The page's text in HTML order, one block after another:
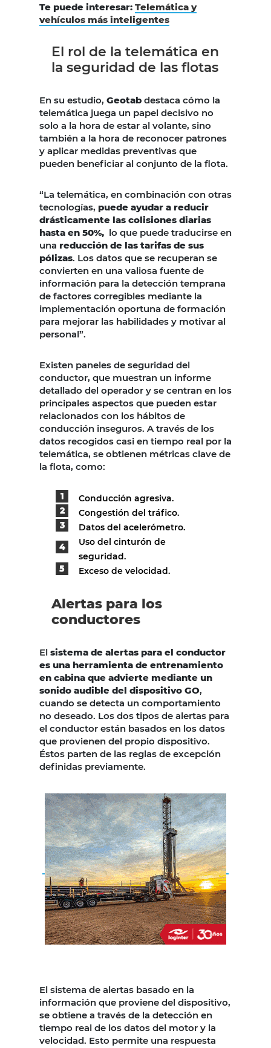
Te puede interesar: Telemática y
vehículos más inteligentes
El rol de la telemática en
la seguridad de las flotas
En su estudio, Geotab destaca cómo la
telemática juega un papel decisivo no
solo a la hora de estar al volante, sino
también a la hora de reconocer patrones
y aplicar medidas preventivas que
pueden beneficiar al conjunto de la flota.
“La telemática, en combinación con otras
tecnologías, puede ayudar a reducir
drásticamente las colisiones diarias
hasta en 50%, lo que puede traducirse en
una reducción de las tarifas de sus
pólizas. Los datos que se recuperan se
convierten en una valiosa fuente de
información para la detección temprana
de factores corregibles mediante la
implementación oportuna de formación
para mejorar las habilidades y motivar al
personal”.
Existen paneles de seguridad del
conductor, que muestran un informe
detallado del operador y se centran en los
principales aspectos que pueden estar
relacionados con los hábitos de
conducción inseguros. A través de los
datos recogidos casi en tiempo real por la
telemática, se obtienen métricas clave de
la flota, como:
Conducción agresiva.
Congestión del tráfico.
Datos del acelerómetro.
Uso del cinturón de
seguridad.
Exceso de velocidad.
Alertas para los
conductores
El sistema de alertas para el conductor
es una herramienta de entrenamiento
en cabina que advierte mediante un
sonido audible del dispositivo GO,
cuando se detecta un comportamiento
no deseado. Los dos tipos de alertas para
el conductor están basados en los datos
que provienen del propio dispositivo.
Éstos parten de las reglas de excepción
definidas previamente.
El sistema de alertas basado en la
información que proviene del dispositivo,
se obtiene a través de la detección en
tiempo real de los datos del motor y la
velocidad. Esto permite una respuesta